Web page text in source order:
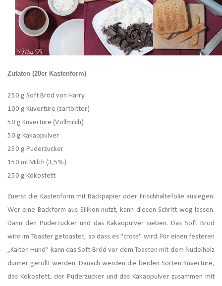
Zutaten (20er Kastenform)
250 g Soft Bröd von Harry
100 g Kuvertüre (zartbitter)
50 g Kuvertüre (Vollmilch)
50 g Kakaopulver
250 g Puderzucker
150 ml Milch (3,5%)
250 g Kokosfett
Zuerst die Kastenform mit Backpapier oder Frischhaltefolie auslegen.
Wer eine Backform aus Silikon nutzt, kann diesen Schritt weg lassen.
Dann den Puderzucker und das Kakaopulver sieben. Das Soft Bröd
wird im Toaster getoastet, so dass es "cross" wird.Für einen festeren
„Kalten Hund“ kann das Soft Bröd vor dem Toasten mit dem Nudelholz
dünner gerollt werden. Danach werden die beiden Sorten Kuvertüre,
das Kokosfett, der Puderzucker und das Kakaopulver zusammen mit